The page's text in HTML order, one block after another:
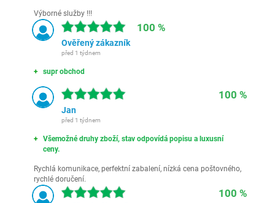
Výborné služby !!!
100 %
Ověřený zákazník
před 1 týdnem
supr obchod
100 %
Jan
před 1 týdnem
Všemožné druhy zboží, stav odpovídá popisu a luxusní
ceny.
Rychlá komunikace, perfektní zabalení, nízká cena poštovného,
rychlé doručení.
100 %